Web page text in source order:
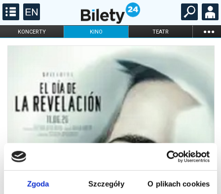
Zgoda Szczegóły O plikach cookies
KONCERTY KINO TEATR ...
FILHARMONIA OPERA I BALET